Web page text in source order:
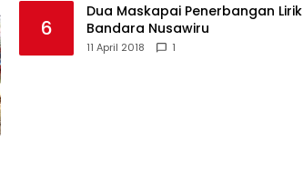
6
Dua Maskapai Penerbangan Lirik
Bandara Nusawiru
11 April 2018 1